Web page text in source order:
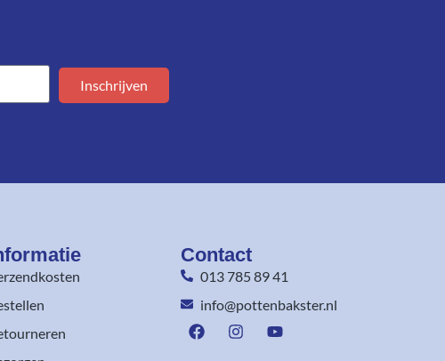
Inschrijven
Contact
013 785 89 41
info@pottenbakster.nl